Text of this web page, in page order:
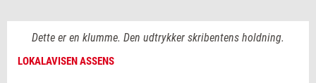
Dette er en klumme. Den udtrykker skribentens holdning.
LOKALAVISEN ASSENS